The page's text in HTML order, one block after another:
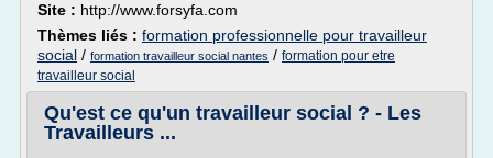
Site : http://www.forsyfa.com
Thèmes liés : formation professionnelle pour travailleur
social / formation travailleur social nantes / formation pour etre
travailleur social
Qu'est ce qu'un travailleur social ? - Les
Travailleurs ...